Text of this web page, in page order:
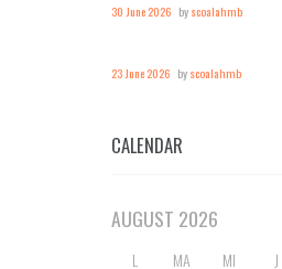
30 June 2026 byscoalahmb
23 June 2026 byscoalahmb
CALENDAR
AUGUST 2026
L MA MI J